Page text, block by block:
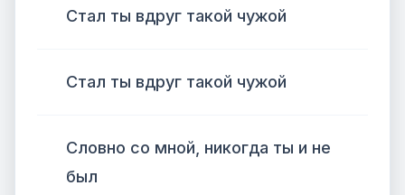
Стал ты вдруг такой чужой
Стал ты вдруг такой чужой
Словно со мной, никогда ты и не
был